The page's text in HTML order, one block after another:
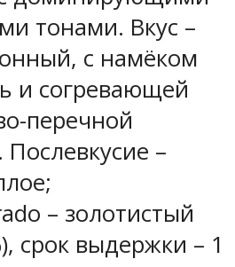
тонами. Вкус –
с намёком
и согревающей
перечной
–
– золотистый
срок выдержки – 1